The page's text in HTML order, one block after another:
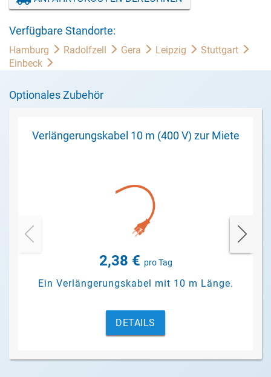
Verfügbare Standorte:
Hamburg Radolfzell Gera Leipzig
Stuttgart
Einbeck
Optionales Zubehör
Verlängerungskabel 10 m (400 V) zur Miete
2,38 € pro Tag
Ein Verlängerungskabel mit 10 m Länge.
DETAILS